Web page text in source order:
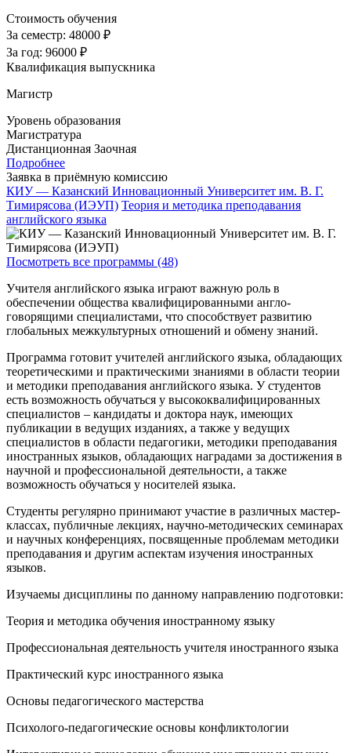
Стоимость обучения
За семестр: 48000 ₽
За год: 96000 ₽
Квалификация выпускника
Магистр
Уровень образования
Магистратура
Дистанционная Заочная
Подробнее
Заявка в приёмную комиссию
КИУ — Казанский Инновационный Университет им. В. Г.
Тимирясова (ИЭУП) Теория и методика преподавания
английского языка
Посмотреть все программы (48)
Учителя английского языка играют важную роль в
обеспечении общества квалифицированными англо-
говорящими специалистами, что способствует развитию
глобальных межкультурных отношений и обмену знаний.
Программа готовит учителей английского языка, обладающих
теоретическими и практическими знаниями в области теории
и методики преподавания английского языка. У студентов
есть возможность обучаться у высококвалифицированных
специалистов – кандидаты и доктора наук, имеющих
публикации в ведущих изданиях, а также у ведущих
специалистов в области педагогики, методики преподавания
иностранных языков, обладающих наградами за достижения в
научной и профессиональной деятельности, а также
возможность обучаться у носителей языка.
Студенты регулярно принимают участие в различных мастер-
классах, публичные лекциях, научно-методических семинарах
и научных конференциях, посвященные проблемам методики
преподавания и другим аспектам изучения иностранных
языков.
Изучаемы дисциплины по данному направлению подготовки:
Теория и методика обучения иностранному языку
Профессиональная деятельность учителя иностранного языка
Практический курс иностранного языка
Основы педагогического мастерства
Психолого-педагогические основы конфликтологии